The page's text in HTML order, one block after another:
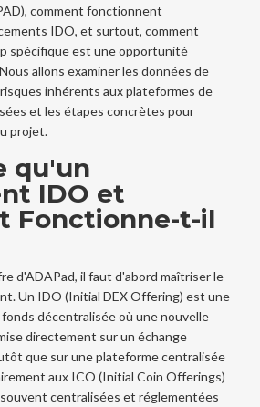
comment fonctionnent
IDO, et surtout, comment
spécifique est une opportunité
allons examiner les données de
inhérents aux plateformes de
et les étapes concrètes pour
projet.
qu'un
IDO et
Fonctionne-t-il
d'ADAPad, il faut d'abord maîtriser le
Un IDO (Initial DEX Offering) est une
décentralisée où une nouvelle
directement sur un échange
que sur une plateforme centralisée
aux ICO (Initial Coin Offerings)
centralisées et réglementées